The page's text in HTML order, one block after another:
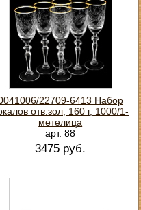
22709-6413 Набор
отв.зол, 160 г, 1000/1-
метелица
арт. 88
3475 руб.